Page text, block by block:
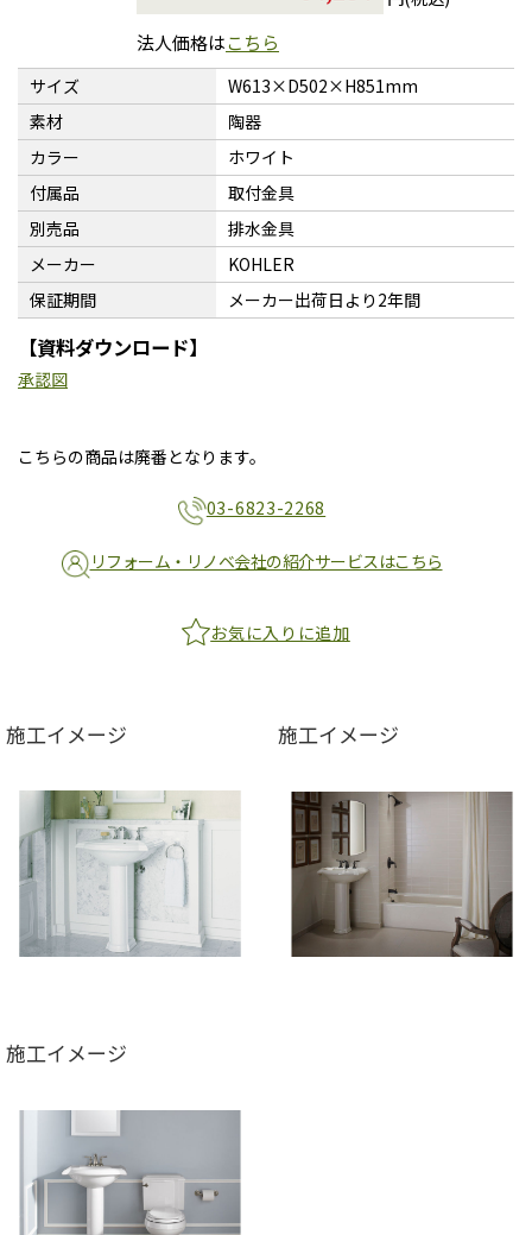
法人価格はこちら
サイズ
W613×D502×H851mm
素材
陶器
カラー
ホワイト
付属品
取付金具
別売品
排水金具
メーカー
KOHLER
保証期間
メーカー出荷日より2年間
【資料ダウンロード】
承認図
こちらの商品は廃番となります。
03-6823-2268
リフォーム・リノベ会社の紹介サービスはこちら
お気に入りに追加
施工イメージ 施工イメージ
施工イメージ